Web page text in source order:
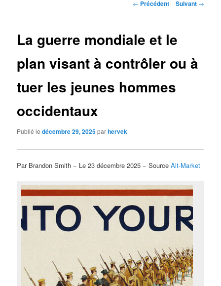
Navigation
← Précédent Suivant →
La guerre mondiale et le
plan visant à contrôler ou à
tuer les jeunes hommes
occidentaux
Publié ledécembre 29, 2025parhervek
Par Brandon Smith − Le 23 décembre 2025 − SourceAlt-Market